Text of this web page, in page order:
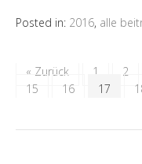
Posted in: 2016, alle
« Zurück 1 2
15
16 17